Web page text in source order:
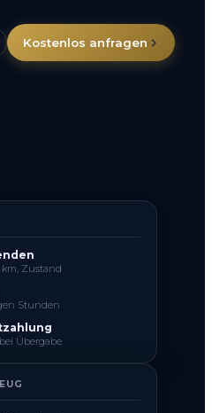
Kostenlos anfragen
km, Zustand
Stunden
Übergabe